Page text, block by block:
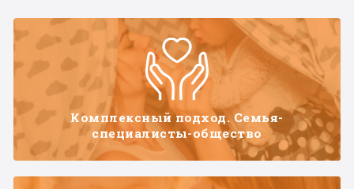
Комплексный подход. Семья-
специалисты-общество